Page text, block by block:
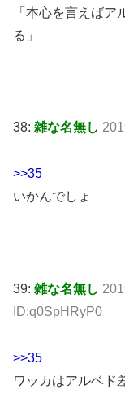
「本心を言えば
る」
38: 雑な名無し
>>35
いかんでしょ
39: 雑な名無し
ID:q0SpHRyP0
>>35
ワッカはアルベド